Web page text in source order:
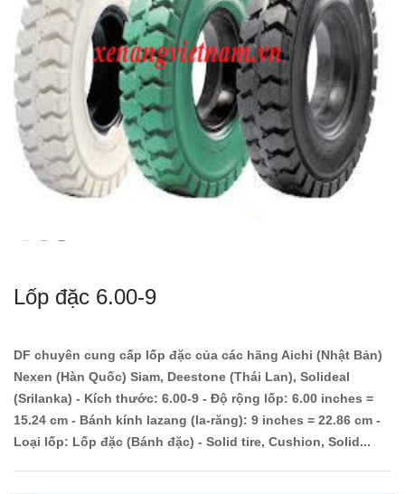
Lốp đặc 6.00-9
DF chuyên cung cấp lốp đặc của các hãng Aichi (Nhật Bản)
Nexen (Hàn Quốc) Siam, Deestone (Thái Lan), Solideal
(Srilanka) - Kích thước: 6.00-9 - Độ rộng lốp: 6.00 inches =
15.24 cm - Bánh kính lazang (la-răng): 9 inches = 22.86 cm -
Loại lốp: Lốp đặc (Bánh đặc) - Solid tire, Cushion, Solid...